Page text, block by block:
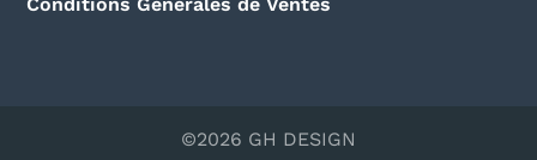
Conditions Générales de Ventes
©2026 GH DESIGN